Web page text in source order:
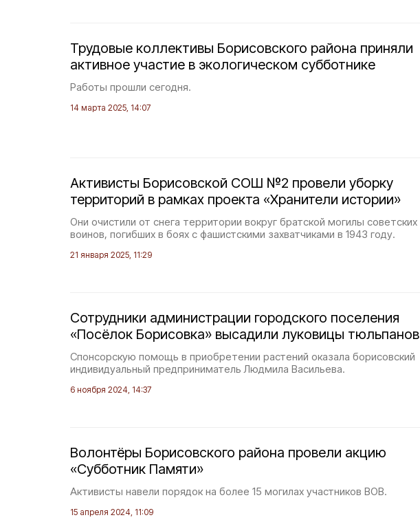
Трудовые коллективы Борисовского района приняли
активное участие в экологическом субботнике
Работы прошли сегодня.
14 марта 2025, 14:07
Активисты Борисовской СОШ №2 провели уборку
территорий в рамках проекта «Хранители истории»
Они очистили от снега территории вокруг братской могилы советских
воинов, погибших в боях с фашистскими захватчиками в 1943 году.
21 января 2025, 11:29
Сотрудники администрации городского поселения
«Посёлок Борисовка» высадили луковицы тюльпанов
Спонсорскую помощь в приобретении растений оказала борисовский
индивидуальный предприниматель Людмила Васильева.
6 ноября 2024, 14:37
Волонтёры Борисовского района провели акцию
«Субботник Памяти»
Активисты навели порядок на более 15 могилах участников ВОВ.
15 апреля 2024, 11:09